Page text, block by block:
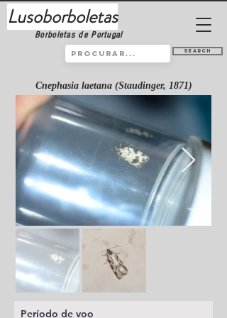
Lusoborboletas
Borboletas de Portugal
Search
Cnephasia laetana (Staudinger, 1871)
Período de voo